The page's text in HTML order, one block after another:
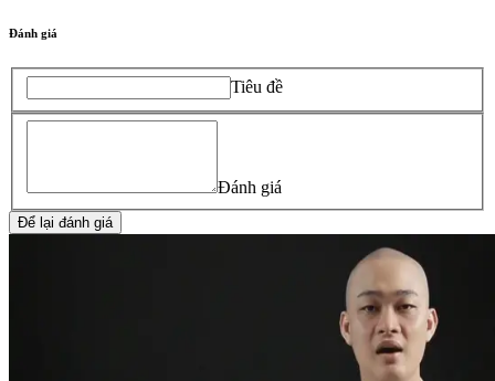
Đánh giá
Tiêu đề
Đánh giá
Để lại đánh giá